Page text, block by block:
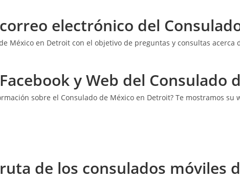
electrónico del
México en Detroit con el objetivo de preguntas y consultas acerca
y Web del Consulado
sobre el Consulado de México en Detroit? Te mostramos su
de los consulados móviles